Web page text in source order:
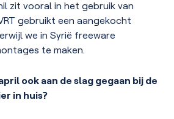
zit vooral in het gebruik van
gebruikt een aangekocht
we in Syrië freeware
te maken.
ook aan de slag gegaan bij de
in huis?